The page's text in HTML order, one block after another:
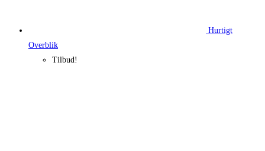
Hurtigt
Overblik
Tilbud!